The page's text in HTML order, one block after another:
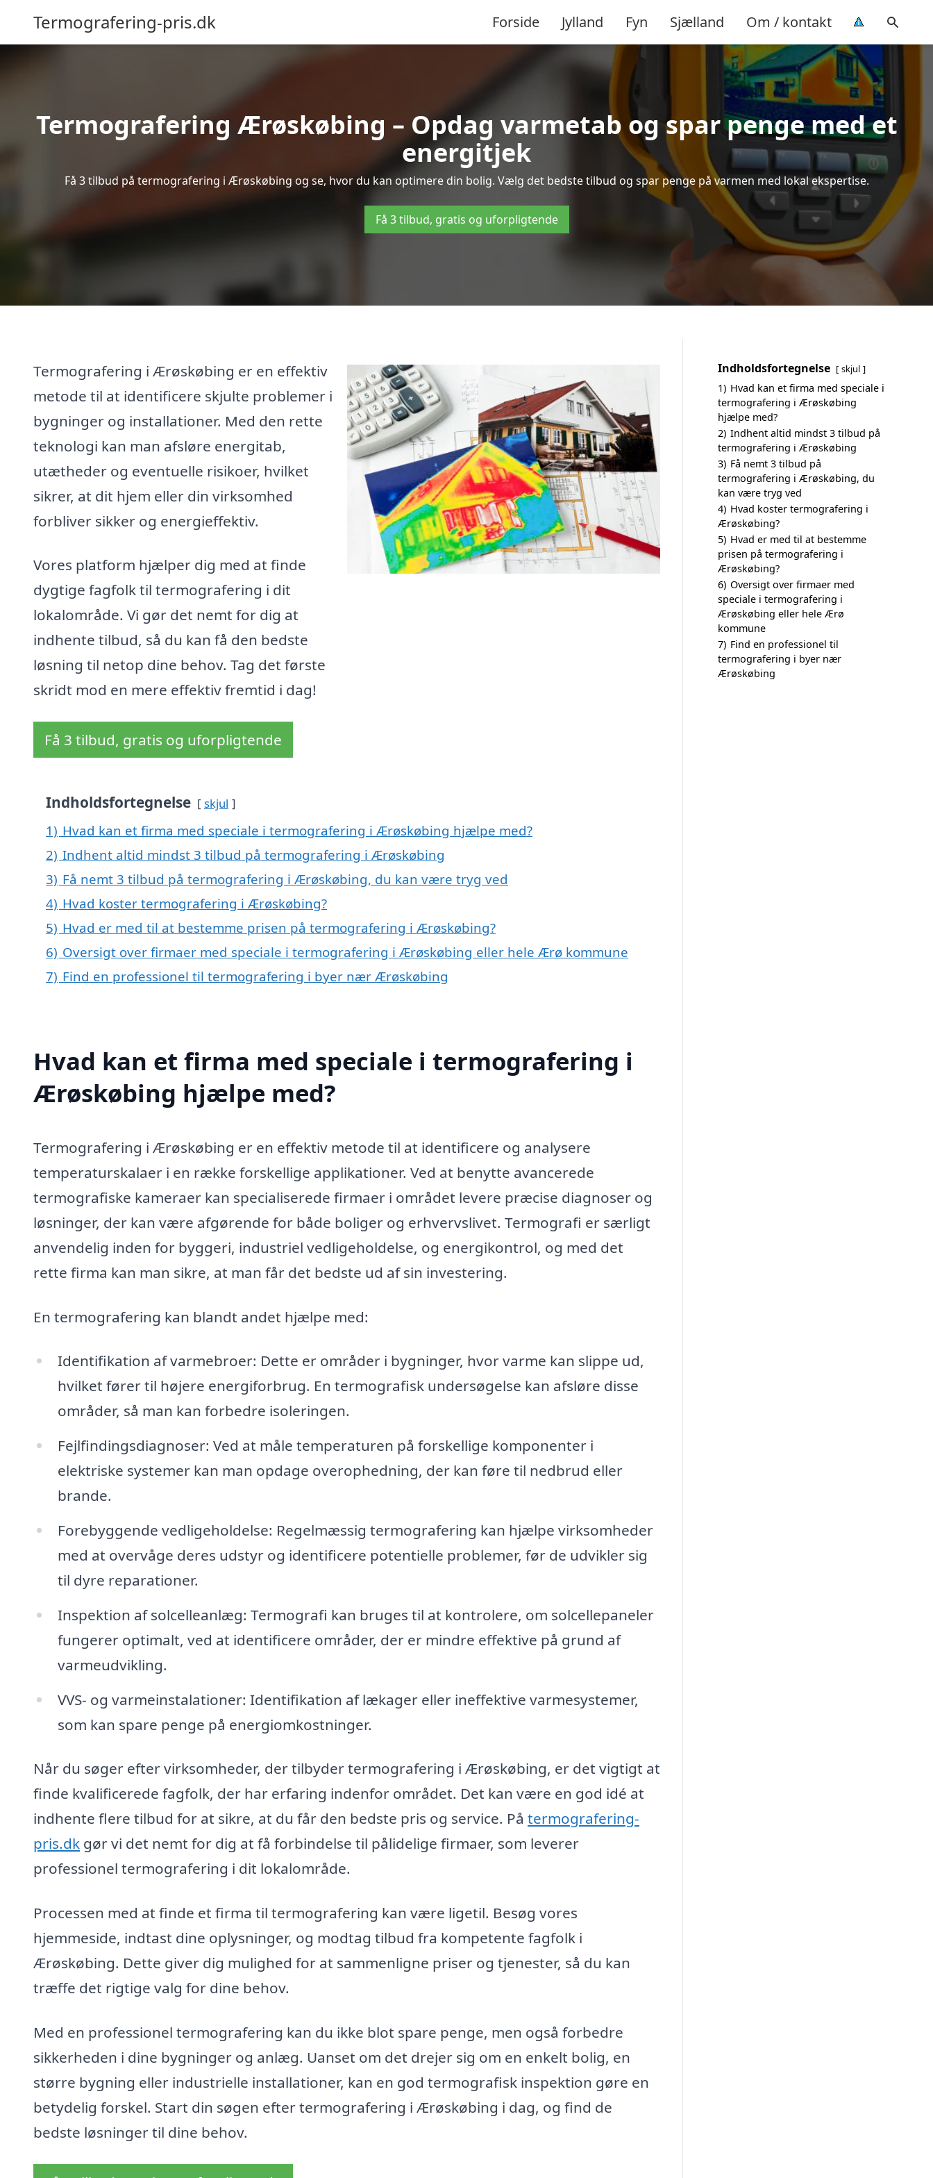
Termografering-pris.dk Forside Jylland Fyn Sjælland Om / kontakt
Termografering Ærøskøbing – Opdag varmetab og spar penge med et
energitjek
Få 3 tilbud på termografering i Ærøskøbing og se, hvor du kan optimere din bolig. Vælg det bedste tilbud og spar penge på varmen med lokal ekspertise.
Få 3 tilbud, gratis og uforpligtende
Termografering i Ærøskøbing er en effektiv
metode til at identificere skjulte problemer i
bygninger og installationer. Med den rette
teknologi kan man afsløre energitab,
utætheder og eventuelle risikoer, hvilket
sikrer, at dit hjem eller din virksomhed
forbliver sikker og energieffektiv.
Vores platform hjælper dig med at finde
dygtige fagfolk til termografering i dit
lokalområde. Vi gør det nemt for dig at
indhente tilbud, så du kan få den bedste
løsning til netop dine behov. Tag det første
skridt mod en mere effektiv fremtid i dag!
Få 3 tilbud, gratis og uforpligtende
Indholdsfortegnelse skjul
1) Hvad kan et firma med speciale i termografering i Ærøskøbing hjælpe med?
2) Indhent altid mindst 3 tilbud på termografering i Ærøskøbing
3) Få nemt 3 tilbud på termografering i Ærøskøbing, du kan være tryg ved
4) Hvad koster termografering i Ærøskøbing?
5) Hvad er med til at bestemme prisen på termografering i Ærøskøbing?
6) Oversigt over firmaer med speciale i termografering i Ærøskøbing eller hele Ærø kommune
7) Find en professionel til termografering i byer nær Ærøskøbing
Hvad kan et firma med speciale i termografering i
Ærøskøbing hjælpe med?
Termografering i Ærøskøbing er en effektiv metode til at identificere og analysere
temperaturskalaer i en række forskellige applikationer. Ved at benytte avancerede
termografiske kameraer kan specialiserede firmaer i området levere præcise diagnoser og
løsninger, der kan være afgørende for både boliger og erhvervslivet. Termografi er særligt
anvendelig inden for byggeri, industriel vedligeholdelse, og energikontrol, og med det
rette firma kan man sikre, at man får det bedste ud af sin investering.
En termografering kan blandt andet hjælpe med:
Identifikation af varmebroer: Dette er områder i bygninger, hvor varme kan slippe ud,
hvilket fører til højere energiforbrug. En termografisk undersøgelse kan afsløre disse
områder, så man kan forbedre isoleringen.
Fejlfindingsdiagnoser: Ved at måle temperaturen på forskellige komponenter i
elektriske systemer kan man opdage overophedning, der kan føre til nedbrud eller
brande.
Forebyggende vedligeholdelse: Regelmæssig termografering kan hjælpe virksomheder
med at overvåge deres udstyr og identificere potentielle problemer, før de udvikler sig
til dyre reparationer.
Inspektion af solcelleanlæg: Termografi kan bruges til at kontrolere, om solcellepaneler
fungerer optimalt, ved at identificere områder, der er mindre effektive på grund af
varmeudvikling.
VVS- og varmeinstalationer: Identifikation af lækager eller ineffektive varmesystemer,
som kan spare penge på energiomkostninger.
Når du søger efter virksomheder, der tilbyder termografering i Ærøskøbing, er det vigtigt at
finde kvalificerede fagfolk, der har erfaring indenfor området. Det kan være en god idé at
indhente flere tilbud for at sikre, at du får den bedste pris og service. På termografering-
pris.dk gør vi det nemt for dig at få forbindelse til pålidelige firmaer, som leverer
professionel termografering i dit lokalområde.
Processen med at finde et firma til termografering kan være ligetil. Besøg vores
hjemmeside, indtast dine oplysninger, og modtag tilbud fra kompetente fagfolk i
Ærøskøbing. Dette giver dig mulighed for at sammenligne priser og tjenester, så du kan
træffe det rigtige valg for dine behov.
Med en professionel termografering kan du ikke blot spare penge, men også forbedre
sikkerheden i dine bygninger og anlæg. Uanset om det drejer sig om en enkelt bolig, en
større bygning eller industrielle installationer, kan en god termografisk inspektion gøre en
betydelig forskel. Start din søgen efter termografering i Ærøskøbing i dag, og find de
bedste løsninger til dine behov.
Indholdsfortegnelse skjul
1) Hvad kan et firma med speciale i
termografering i Ærøskøbing
hjælpe med?
2) Indhent altid mindst 3 tilbud på
termografering i Ærøskøbing
3) Få nemt 3 tilbud på
termografering i Ærøskøbing, du
kan være tryg ved
4) Hvad koster termografering i
Ærøskøbing?
5) Hvad er med til at bestemme
prisen på termografering i
Ærøskøbing?
6) Oversigt over firmaer med
speciale i termografering i
Ærøskøbing eller hele Ærø
kommune
7) Find en professionel til
termografering i byer nær
Ærøskøbing